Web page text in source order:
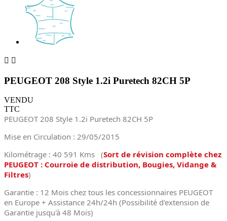
 
PEUGEOT 208 Style 1.2i Puretech 82CH 5P
VENDU
TTC
PEUGEOT 208 Style 1.2i Puretech 82CH 5P
Mise en Circulation : 29/05/2015
Kilométrage : 40 591 Kms (Sort de révision complète chez
PEUGEOT : Courroie de distribution, Bougies, Vidange &
Filtres)
Garantie : 12 Mois chez tous les concessionnaires PEUGEOT
en Europe + Assistance 24h/24h (Possibilité d'extension de
Garantie jusqu'à 48 Mois)